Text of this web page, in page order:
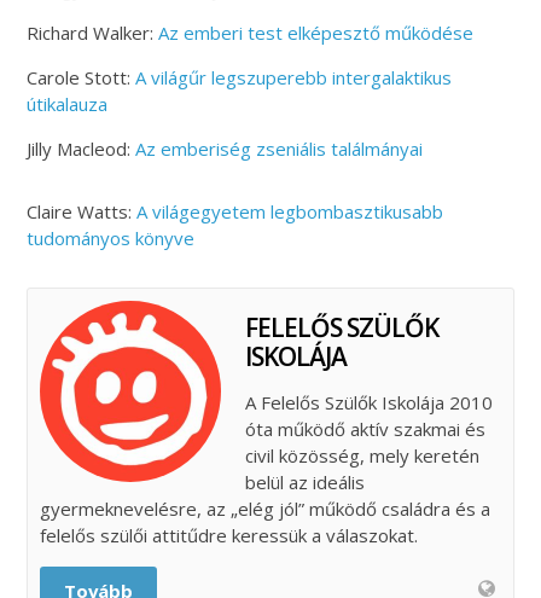
Richard Walker:Az ​emberi test elképesztő működése
Carole Stott:A ​világűr legszuperebb intergalaktikus
útikalauza
Jilly Macleod:Az ​emberiség zseniális találmányai
Claire Watts:A világegyetem legbombasztikusabb
tudományos könyve
FELELŐS SZÜLŐK
ISKOLÁJA
A Felelős Szülők Iskolája 2010
óta működő aktív szakmai és
civil közösség, mely keretén
belül az ideális
gyermeknevelésre, az „elég jól” működő családra és a
felelős szülői attitűdre keressük a válaszokat.
Tovább